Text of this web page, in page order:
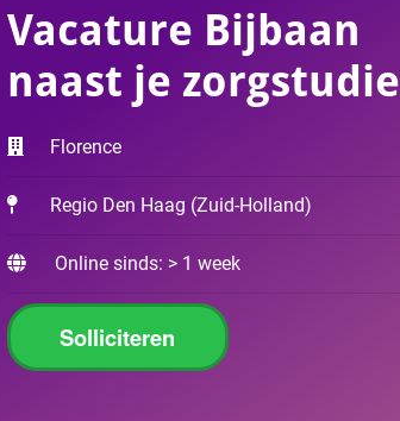
Vacature Bijbaan
naast je zorgstudie
Florence
Regio Den Haag (Zuid-Holland)
Online sinds: > 1 week
Solliciteren